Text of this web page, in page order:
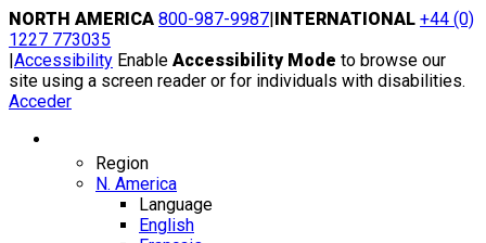
Skip
to
content
NORTH AMERICA 800-987-9987|INTERNATIONAL +44 (0)
1227 773035
|Accessibility Enable Accessibility Mode to browse our
site using a screen reader or for individuals with disabilities.
Acceder
Region
N. America
Language
English